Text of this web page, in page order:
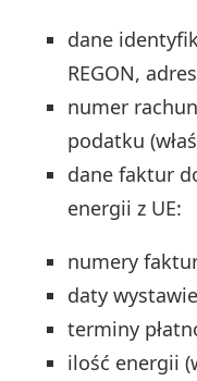
dane
REGON,
numer
podatku
dane faktur
energii z UE:
numery
daty
terminy
ilość energii